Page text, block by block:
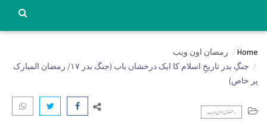
N
a
Home
رمضان اون ويب
جنگِ بدر تاریخِ اسلام کا ایک درخشاں باب (جنگ بدر ۱۷/ رمضان المبارک
پر خاص)
رمضان اون ويب